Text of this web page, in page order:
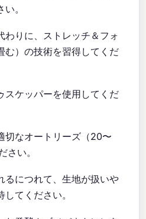
。
わりに、ストレッチ＆フォ
む）の技術を習得してくだ
スケッパーを使用してくだ
切なオートリーズ（20〜
さい。
るにつれて、生地が扱いや
てください。